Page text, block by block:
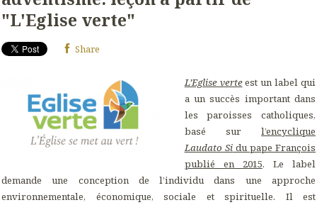
"L'Eglise verte"
Share
L’Eglise verteest un label qui
a un succès important dans
les paroisses catholiques,
basé sur l’encyclique
Laudato Sidu pape François
publié en 2015. Le label
demande une conception de l’individu dans une approche
environnementale, économique, sociale et spirituelle. Il est